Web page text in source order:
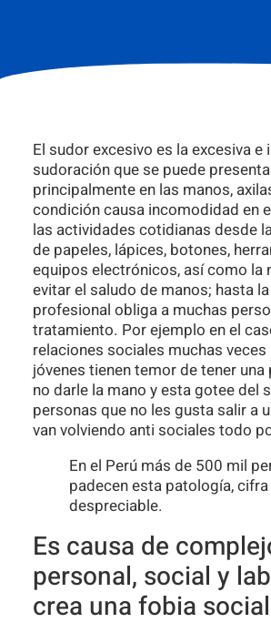
El sudor excesivo es la excesiva
sudoración que se puede
principalmente en las manos,
condición causa incomodidad en
las actividades cotidianas desde
de papeles, lápices, botones,
equipos electrónicos, así como la
evitar el saludo de manos; hasta
profesional obliga a muchas
tratamiento. Por ejemplo en el
relaciones sociales muchas
jóvenes tienen temor de tener
no darle la mano y esta gotee del
personas que no les gusta salir a
van volviendo anti sociales todo
En el Perú más de 500 mil
padecen esta patología,
despreciable.
Es causa de
personal, social y
crea una fobia